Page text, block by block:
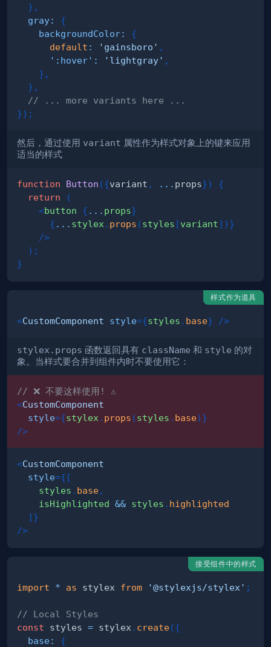
} ,
gray:
{
backgroundColor:
{
default : 'gainsboro' ,
':hover' : 'lightgray' ,
} ,
} ,
// ... more variants here ...
}) ;
然后，通过使用 variant 属性作为样式对象上的键来应用
适当的样式
function Button ({variant , ... props})
{
return
(
<button { ... props}
{ ... stylex . props (styles [variant] ) }
/>
) ;
}
样式作为道具
<CustomComponent style={styles . base} />
stylex.props 函数返回具有 className 和 style 的对
象。当样式要合并到组件内时不要使用它：
// ❌ 不要这样使用! ⚠️
<CustomComponent
style={stylex . props (styles . base) }
/>
<CustomComponent
style={ [
    styles
. base,
    isHighlighted
&& styles . highlighted
] }
/>
接受组件中的样式
import * as stylex from '@stylexjs/stylex' ;
// Local Styles
const styles = stylex . create({
base:
{